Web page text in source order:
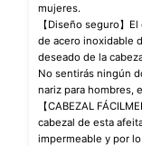
mujeres.
【Diseño seguro】
de acero inoxidable
deseado de la
No sentirás ningún
nariz para hombres,
【CABEZAL
cabezal de esta
impermeable y por